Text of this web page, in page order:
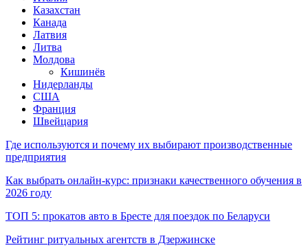
Казахстан
Канада
Латвия
Литва
Молдова
Кишинёв
Нидерланды
США
Франция
Швейцария
Где используются и почему их выбирают производственные
предприятия
Как выбрать онлайн-курс: признаки качественного обучения в
2026 году
ТОП 5: прокатов авто в Бресте для поездок по Беларуси
Рейтинг ритуальных агентств в Дзержинске